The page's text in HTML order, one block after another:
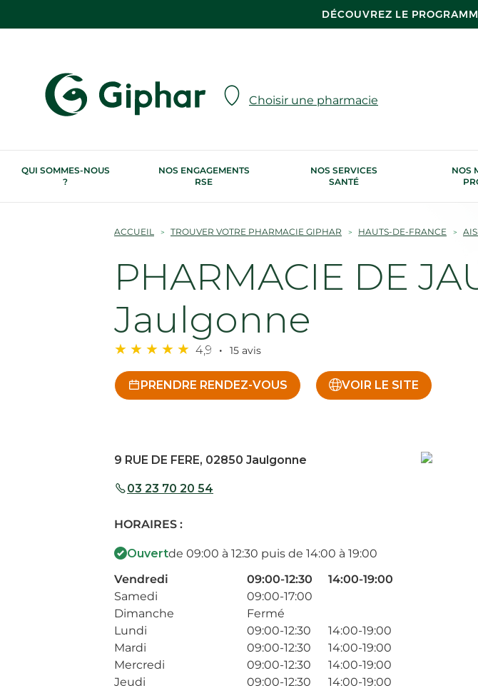
DÉCOUVREZ LE
Choisir une pharmacie
QUI SOMMES-NOUS
?
NOS ENGAGEMENTS
RSE
NOS SERVICES
SANTÉ
NOS
ACCUEIL TROUVER VOTRE PHARMACIE GIPHAR HAUTS-DE-FRANCE
PHARMACIE DE
Jaulgonne
4,9 15 avis
PRENDRE RENDEZ-VOUS VOIR LE SITE
9 RUE DE FERE, 02850 Jaulgonne
03 23 70 20 54
HORAIRES :
Ouvertde 09:00 à 12:30 puis de 14:00 à 19:00
Vendredi
09:00-12:30
14:00-19:00
Samedi
09:00-17:00
Dimanche
Fermé
Lundi
09:00-12:30
14:00-19:00
Mardi
09:00-12:30
14:00-19:00
Mercredi
09:00-12:30
14:00-19:00
Jeudi
09:00-12:30 14:00-19:00